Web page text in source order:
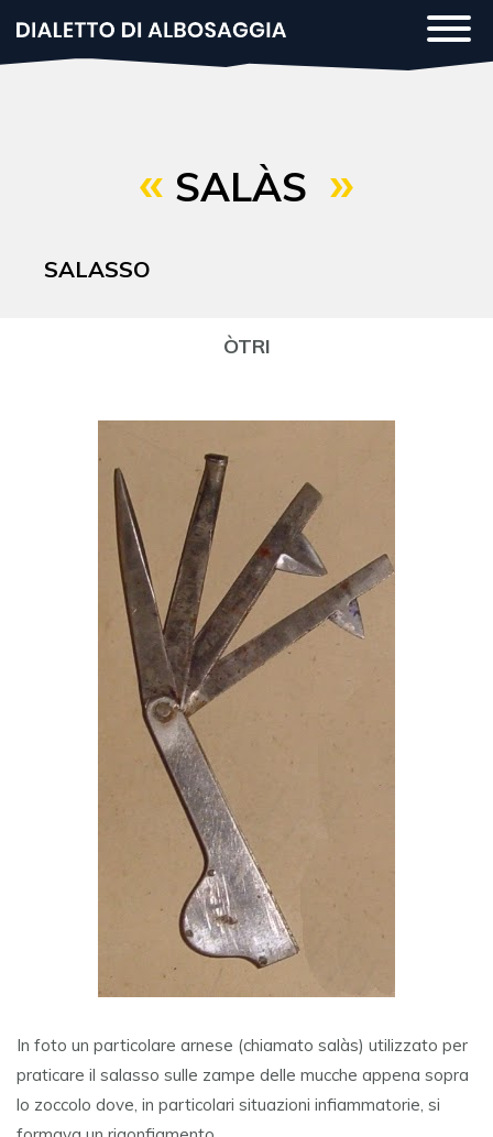
SALÀS
SALASSO
ÒTRI
In foto un particolare arnese (chiamato salàs) utilizzato per
praticare il salasso sulle zampe delle mucche appena sopra
lo zoccolo dove, in particolari situazioni infiammatorie, si